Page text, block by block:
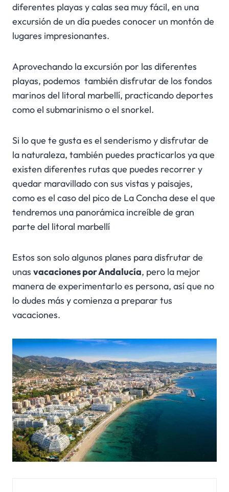
diferentes playas y calas sea muy fácil, en una
excursión de un día puedes conocer un montón de
lugares impresionantes.
Aprovechando la excursión por las diferentes
playas, podemos también disfrutar de los fondos
marinos del litoral marbellí, practicando deportes
como el submarinismo o el snorkel.
Si lo que te gusta es el senderismo y disfrutar de
la naturaleza, también puedes practicarlos ya que
existen diferentes rutas que puedes recorrer y
quedar maravillado con sus vistas y paisajes,
como es el caso del pico de La Concha dese el que
tendremos una panorámica increíble de gran
parte del litoral marbellí
Estos son solo algunos planes para disfrutar de
unas vacaciones por Andalucía, pero la mejor
manera de experimentarlo es persona, así que no
lo dudes más y comienza a preparar tus
vacaciones.